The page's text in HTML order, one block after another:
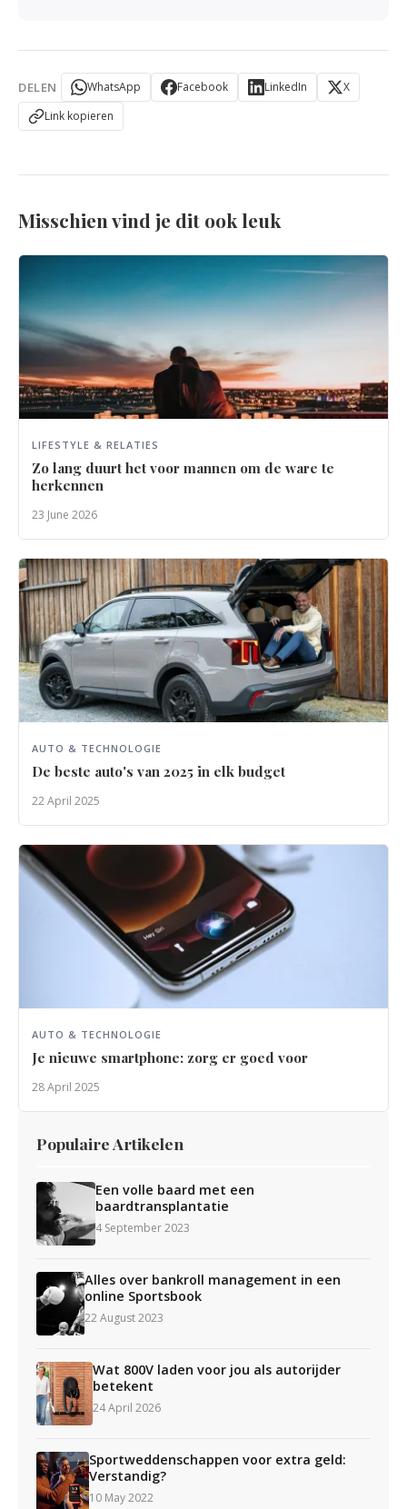
DELEN WhatsApp Facebook LinkedIn
X
Link kopieren
Misschien vind je dit ook leuk
LIFESTYLE & RELATIES
Zo lang duurt het voor mannen om de ware te
herkennen
23 June 2026
AUTO & TECHNOLOGIE
De beste auto's van 2025 in elk budget
22 April 2025
AUTO & TECHNOLOGIE
Je nieuwe smartphone: zorg er goed voor
28 April 2025
Populaire Artikelen
Een volle baard met een
baardtransplantatie
4 September 2023
Alles over bankroll management in een
online Sportsbook
22 August 2023
Wat 800V laden voor jou als autorijder
betekent
24 April 2026
Sportweddenschappen voor extra geld:
Verstandig?
10 May 2022